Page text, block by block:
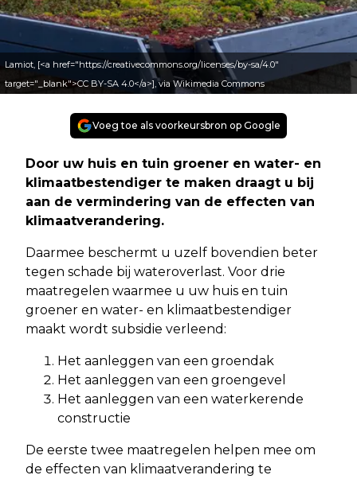
Lamiot, [<a href="https://creativecommons.org/licenses/by-sa/4.0"
target="_blank">CC BY-SA 4.0</a>], via Wikimedia Commons
Voeg toe als voorkeursbron op Google
Door uw huis en tuin groener en water- en
klimaatbestendiger te maken draagt u bij
aan de vermindering van de effecten van
klimaatverandering.
Daarmee beschermt u uzelf bovendien beter
tegen schade bij wateroverlast. Voor drie
maatregelen waarmee u uw huis en tuin
groener en water- en klimaatbestendiger
maakt wordt subsidie verleend:
Het aanleggen van een groendak
Het aanleggen van een groengevel
Het aanleggen van een waterkerende
constructie
De eerste twee maatregelen helpen mee om
de effecten van klimaatverandering te